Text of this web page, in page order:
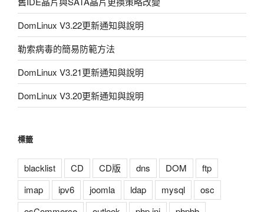
DomLinux V3.22更新通知與說明
勒索病毒的簡易防範方法
DomLinux V3.21更新通知與說明
DomLinux V3.20更新通知與說明
標籤
blacklist CD CD版 dns DOM
ftp
imap
ipv6 joomla ldap mysql
osc